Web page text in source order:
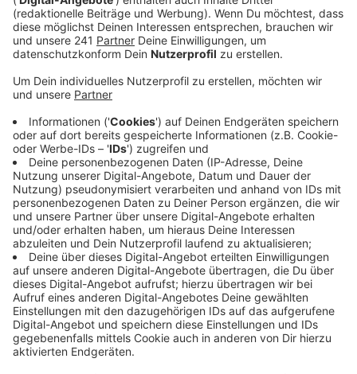
Haltestelle Keupstraße in Köln-Mülheim.
Veröffentlicht: Freitag, 23.06.2023 06:54
Anzeige
Auch aus Köln kommend endet die Linie 4 dann an der
Keupstraße. Die KVB setzt dafür ab morgen
Ersatzbusse der Linie 104 zwischen den Haltestellen
koelnmesse und Keupstraße ein. Laut KVB kommt es
wegen Arbeiten an den Gleisen zu den
Einschränkungen. Durch die Sanierung sollen
vorbeifahrende Bahnen in Zukunft weniger Lärm
verursachen.
Anzeige
Weitere Meldungen aus Leverkusen